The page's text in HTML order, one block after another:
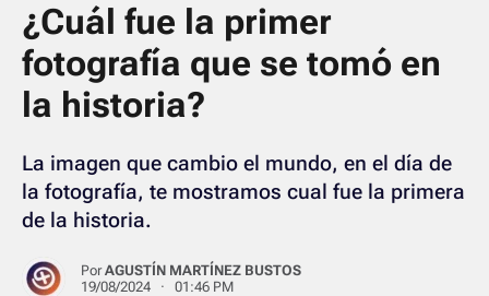
¿Cuál fue la primer
fotografía que se tomó en
la historia?
La imagen que cambio el mundo, en el día de
la fotografía, te mostramos cual fue la primera
de la historia.
PorAGUSTÍN MARTÍNEZ BUSTOS
19/08/2024 · 01:46 PM